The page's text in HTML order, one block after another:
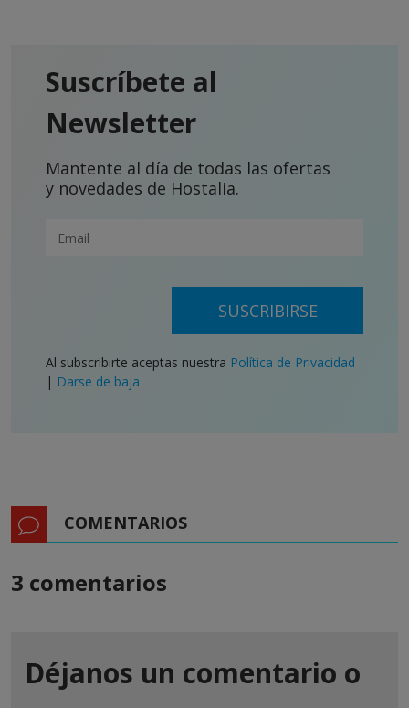
Suscríbete al
Newsletter
Mantente al día de todas las ofertas
y novedades de Hostalia.
SUSCRIBIRSE
Al subscribirte aceptas nuestra Política de Privacidad
| Darse de baja
COMENTARIOS
3 comentarios
Déjanos un comentario o